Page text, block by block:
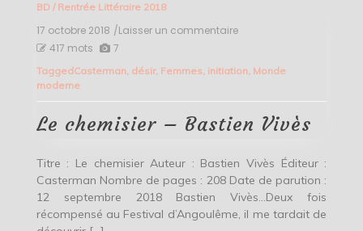
BD/ Rentrée Littéraire 2018
17 octobre 2018 /Laisser un commentaireon
–
417 mots 7
TaggedCasterman, désir, Femmes, initiation, Monde
moderne
Le chemisier – Bastien Vivès
Titre : Le chemisier Auteur : Bastien Vivès Éditeur :
Casterman Nombre de pages : 208 Date de parution :
12 septembre 2018 Bastien Vivès…Deux fois
récompensé au Festival d’Angoulême, il me tardait de